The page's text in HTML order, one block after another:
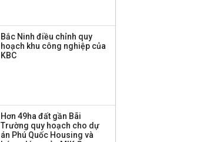
Bắc Ninh điều chỉnh quy
hoạch khu công nghiệp của
KBC
Hơn 49ha đất gần Bãi
Trường quy hoạch cho dự
án Phú Quốc Housing và